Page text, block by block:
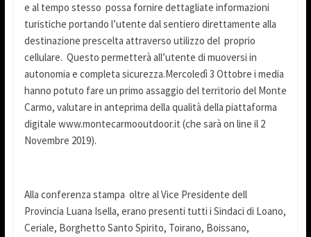
e al tempo stesso possa fornire dettagliate informazioni
turistiche portando l’utente dal sentiero direttamente alla
destinazione prescelta attraverso utilizzo del proprio
cellulare. Questo permetterà all’utente di muoversi in
autonomia e completa sicurezza.Mercoledì 3 Ottobre i media
hanno potuto fare un primo assaggio del territorio del Monte
Carmo, valutare in anteprima della qualità della piattaforma
digitale www.montecarmooutdoor.it (che sarà on line il 2
Novembre 2019).
Alla conferenza stampa oltre al Vice Presidente dell
Provincia Luana Isella, erano presenti tutti i Sindaci di Loano,
Ceriale, Borghetto Santo Spirito, Toirano, Boissano,